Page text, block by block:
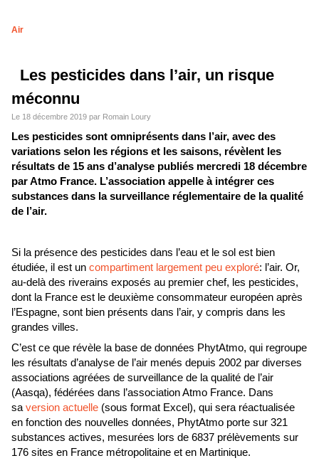
Air
Les pesticides dans l’air, un risque
méconnu
Le 18 décembre 2019 par Romain Loury
Les pesticides sont omniprésents dans l’air, avec des
variations selon les régions et les saisons, révèlent les
résultats de 15 ans d’analyse publiés mercredi 18 décembre
par Atmo France. L’association appelle à intégrer ces
substances dans la surveillance réglementaire de la qualité
de l’air.
Si la présence des pesticides dans l’eau et le sol est bien
étudiée, il est un compartiment largement peu exploré: l’air. Or,
au-delà des riverains exposés au premier chef, les pesticides,
dont la France est le deuxième consommateur européen après
l’Espagne, sont bien présents dans l’air, y compris dans les
grandes villes.
C’est ce que révèle la base de données PhytAtmo, qui regroupe
les résultats d’analyse de l’air menés depuis 2002 par diverses
associations agréées de surveillance de la qualité de l’air
(Aasqa), fédérées dans l’association Atmo France. Dans
sa version actuelle (sous format Excel), qui sera réactualisée
en fonction des nouvelles données, PhytAtmo porte sur 321
substances actives, mesurées lors de 6837 prélèvements sur
176 sites en France métropolitaine et en Martinique.